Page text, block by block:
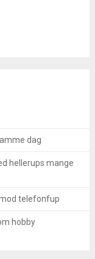
dag
hellerups mange
telefonfup
hobby